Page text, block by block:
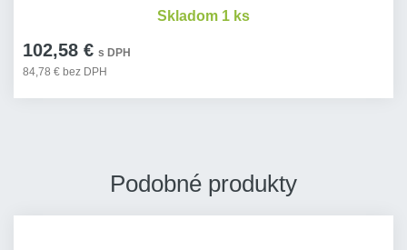
102,58 € s DPH
84,78 € bez DPH
Skladom 1 ks
Podobné produkty